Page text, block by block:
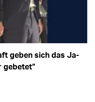
geben sich das Ja-
gebetet“